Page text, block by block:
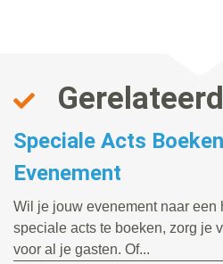
Speciale Acts
Evenement
Wil je jouw evenement naar
speciale acts te boeken, zorg je
voor al je gasten. Of...